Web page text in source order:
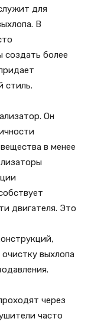
для
В
создать более
стиль.
Он
в менее
двигателя. Это
выхлопа
через
часто